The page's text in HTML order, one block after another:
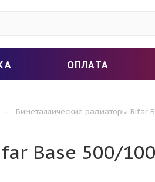
ОПЛАТА
— Биметаллические радиаторы Rifar
Base 500/